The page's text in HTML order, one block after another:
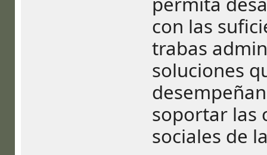
con las
trabas
soluciones
soportar las
sociales de